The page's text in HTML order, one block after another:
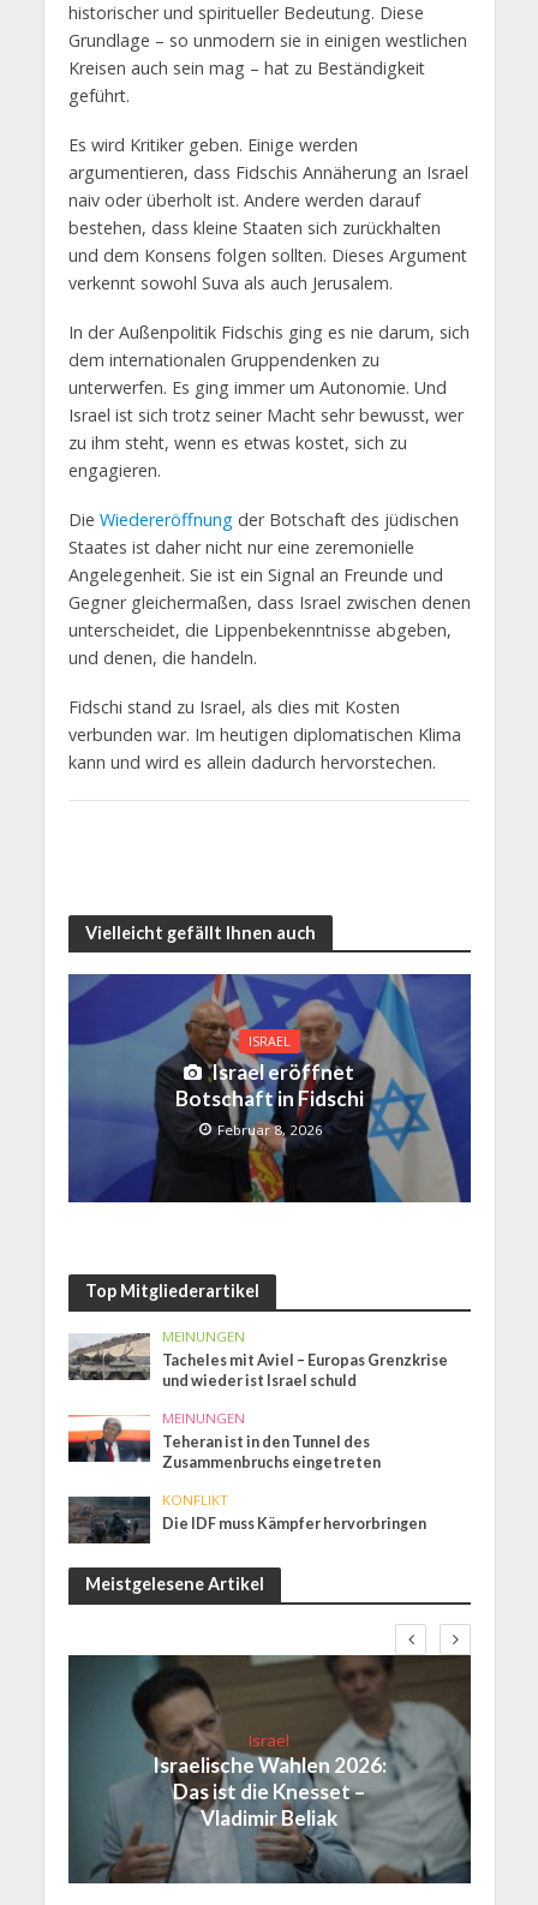
historischer und spiritueller Bedeutung. Diese
Grundlage – so unmodern sie in einigen westlichen
Kreisen auch sein mag – hat zu Beständigkeit
geführt.
Es wird Kritiker geben. Einige werden
argumentieren, dass Fidschis Annäherung an Israel
naiv oder überholt ist. Andere werden darauf
bestehen, dass kleine Staaten sich zurückhalten
und dem Konsens folgen sollten. Dieses Argument
verkennt sowohl Suva als auch Jerusalem.
In der Außenpolitik Fidschis ging es nie darum, sich
dem internationalen Gruppendenken zu
unterwerfen. Es ging immer um Autonomie. Und
Israel ist sich trotz seiner Macht sehr bewusst, wer
zu ihm steht, wenn es etwas kostet, sich zu
engagieren.
Die Wiedereröffnungder Botschaft des jüdischen
Staates ist daher nicht nur eine zeremonielle
Angelegenheit. Sie ist ein Signal an Freunde und
Gegner gleichermaßen, dass Israel zwischen denen
unterscheidet, die Lippenbekenntnisse abgeben,
und denen, die handeln.
Fidschi stand zu Israel, als dies mit Kosten
verbunden war. Im heutigen diplomatischen Klima
kann und wird es allein dadurch hervorstechen.
Vielleicht gefällt Ihnen auch
ISRAEL
Israel eröffnet
Botschaft in Fidschi
Februar 8, 2026
Top Mitgliederartikel
MEINUNGEN
Tacheles mit Aviel – Europas Grenzkrise
und wieder ist Israel schuld
MEINUNGEN
Teheran ist in den Tunnel des
Zusammenbruchs eingetreten
KONFLIKT
Die IDF muss Kämpfer hervorbringen
Meistgelesene Artikel
Israel
Israelische Wahlen 2026:
Das ist die Knesset –
Vladimir Beliak